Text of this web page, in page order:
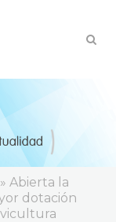
» Abierta la
dotación